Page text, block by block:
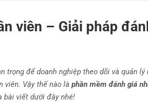
viên – Giải pháp
trọng để doanh nghiệp theo dõi và quản
viên. Vậy thế nào là phần mềm đánh giá
bài viết dưới đây nhé!